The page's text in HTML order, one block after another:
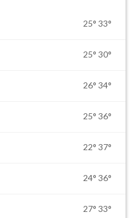
25° 33°
25° 30°
26° 34°
25° 36°
22° 37°
24° 36°
27° 33°